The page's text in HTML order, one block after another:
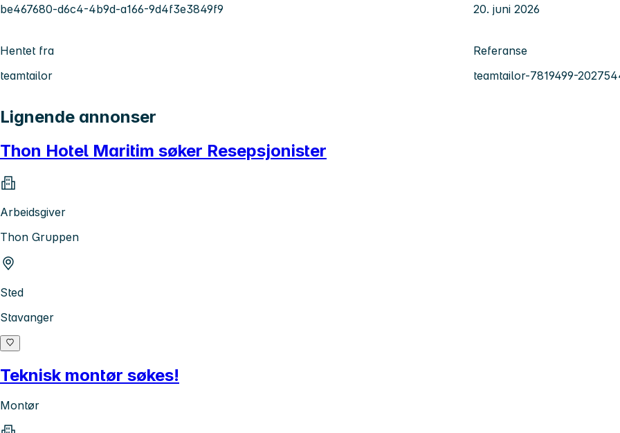
be467680-d6c4-4b9d-a166-9d4f3e3849f9 20. juni 2026
Hentet fra
teamtailor
Referanse
teamtailor-7819499-
Lignende annonser
Thon Hotel Maritim søker Resepsjonister
Arbeidsgiver
Thon Gruppen
Sted
Stavanger
Teknisk montør søkes!
Montør